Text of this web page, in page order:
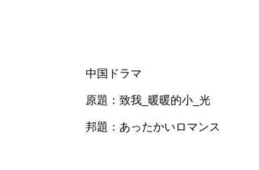
中国ドラマ
原題：致我_暖暖的小_光
邦題：あったかいロマンス